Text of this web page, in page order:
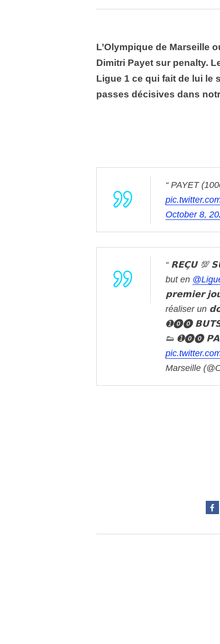
L’Olympique de Marseille
Dimitri Payet sur penalty.
Ligue 1 ce qui fait de lui le
passes décisives dans
PAYET
October 8,
𝗥𝗘𝗖̧𝗨 💯
but en
𝗽𝗿𝗲𝗺𝗶𝗲𝗿
réaliser un
➊⓿⓿
👟 ➊⓿⓿
Marseille